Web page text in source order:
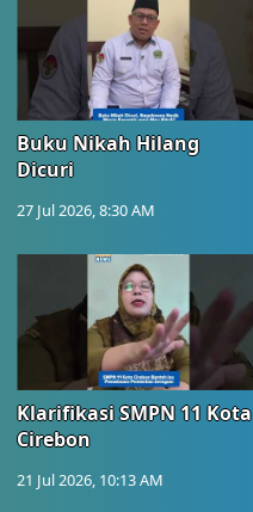
Buku Nikah Hilang
Dicuri
27 Jul 2026, 8:30 AM
Klarifikasi SMPN 11 Kota
Cirebon
21 Jul 2026, 10:13 AM